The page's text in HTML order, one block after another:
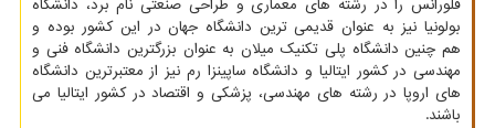
فلورانس را در رشته های معماری و طراحی صنعتی نام برد، دانشگاه
بولونیا نیز به عنوان قدیمی ترین دانشگاه جهان در این کشور بوده و
هم چنین دانشگاه پلی تکنیک میلان به عنوان بزرگترین دانشگاه فنی و
مهندسی در کشور ایتالیا و دانشگاه ساپینزا رم نیز از معتبرترین دانشگاه
های اروپا در رشته های مهندسی، پزشکی و اقتصاد در کشور ایتالیا می
باشند.